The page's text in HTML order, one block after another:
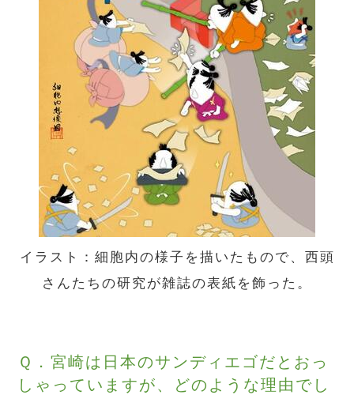
イラスト：細胞内の様子を描いたもので、西頭
さんたちの研究が雑誌の表紙を飾った。
Ｑ．宮崎は日本のサンディエゴだとおっ
しゃっていますが、どのような理由でし